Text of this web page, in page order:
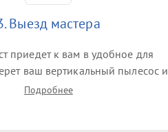
Выезд мастера
приедет к вам в удобное для
ваш вертикальный пылесос и
для диагностики.
Подробнее